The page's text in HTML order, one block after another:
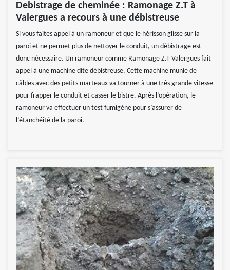
Debistrage de cheminée : Ramonage Z.T à
Valergues a recours à une débistreuse
Si vous faites appel à un ramoneur et que le hérisson glisse sur la
paroi et ne permet plus de nettoyer le conduit, un débistrage est
donc nécessaire. Un ramoneur comme Ramonage Z.T Valergues fait
appel à une machine dite débistreuse. Cette machine munie de
câbles avec des petits marteaux va tourner à une très grande vitesse
pour frapper le conduit et casser le bistre. Après l’opération, le
ramoneur va effectuer un test fumigène pour s’assurer de
l’étanchéité de la paroi.